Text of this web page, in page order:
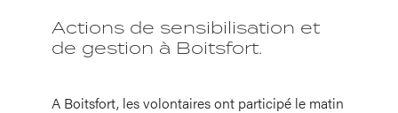
Actions de sensibilisation et
de gestion à Boitsfort.
A Boitsfort, les volontaires ont participé le matin